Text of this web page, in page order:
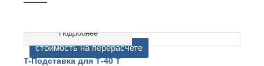
cтоимость на перерасчете
Подробнее
T-Подставка для Т-40 Т